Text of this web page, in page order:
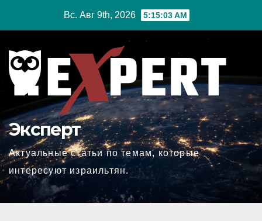
Вс. Авг 9th, 2026 5:15:03 AM
Эксперт
Актуальные статьи по темам, которые
интересуют израильтян.